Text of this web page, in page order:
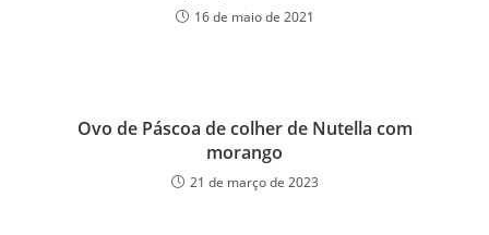
16 de maio de 2021
Ovo de Páscoa de colher de Nutella com
morango
21 de março de 2023